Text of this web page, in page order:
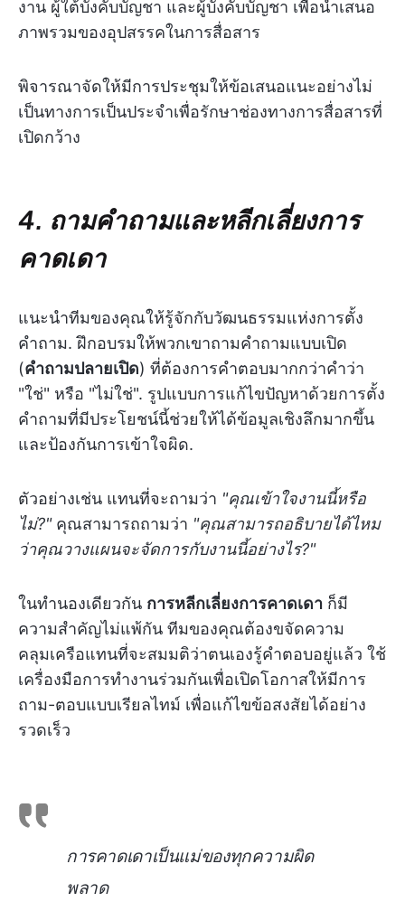
งาน ผู้ใต้บังคับบัญชา และผู้บังคับบัญชา เพื่อนำเสนอ
ภาพรวมของอุปสรรคในการสื่อสาร
พิจารณาจัดให้มีการประชุมให้ข้อเสนอแนะอย่างไม่
เป็นทางการเป็นประจำเพื่อรักษาช่องทางการสื่อสารที่
เปิดกว้าง
4. ถามคำถามและหลีกเลี่ยงการ
คาดเดา
แนะนำทีมของคุณให้รู้จักกับวัฒนธรรมแห่งการตั้ง
คำถาม. ฝึกอบรมให้พวกเขาถามคำถามแบบเปิด
(คำถามปลายเปิด) ที่ต้องการคำตอบมากกว่าคำว่า
"ใช่" หรือ "ไม่ใช่". รูปแบบการแก้ไขปัญหาด้วยการตั้ง
คำถามที่มีประโยชน์นี้ช่วยให้ได้ข้อมูลเชิงลึกมากขึ้น
และป้องกันการเข้าใจผิด.
ตัวอย่างเช่น แทนที่จะถามว่า "คุณเข้าใจงานนี้หรือ
ไม่?"คุณสามารถถามว่า "คุณสามารถอธิบายได้ไหม
ว่าคุณวางแผนจะจัดการกับงานนี้อย่างไร?"
ในทำนองเดียวกัน การหลีกเลี่ยงการคาดเดา ก็มี
ความสำคัญไม่แพ้กัน ทีมของคุณต้องขจัดความ
คลุมเครือแทนที่จะสมมติว่าตนเองรู้คำตอบอยู่แล้ว ใช้
เครื่องมือการทำงานร่วมกันเพื่อเปิดโอกาสให้มีการ
ถาม-ตอบแบบเรียลไทม์ เพื่อแก้ไขข้อสงสัยได้อย่าง
รวดเร็ว
การคาดเดาเป็นแม่ของทุกความผิด
พลาด